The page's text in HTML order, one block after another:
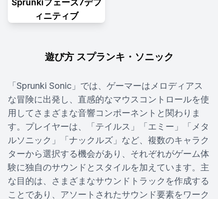
ィニティブ
遊び方 スプランキ・ソニック
「Sprunki Sonic」では、ゲーマーはメロディアス
な冒険に出発し、直感的なマウスコントロールを使
用してさまざまな音響コンポーネントと関わりま
す。プレイヤーは、「テイルス」「エミー」「メタ
ルソニック」「ナックルズ」など、複数のキャラク
ターから選択する機会があり、それぞれがゲーム体
験に独自のサウンドとスタイルを加えています。主
な目的は、さまざまなサウンドトラックを作成する
ことであり、アソートされたサウンド要素をワーク